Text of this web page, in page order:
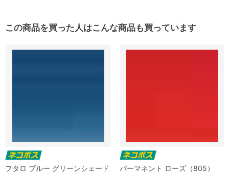
この商品を買った人はこんな商品も買っています
フタロ ブルー グリーンシェード パーマネント ローズ（805）